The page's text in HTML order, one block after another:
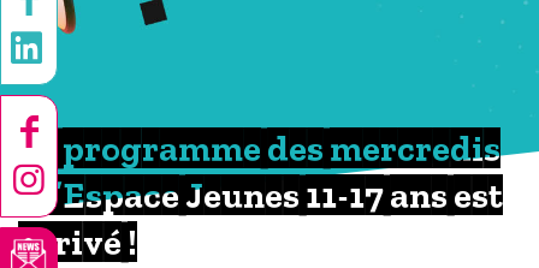
Le programme des mercredis
à l’Espace Jeunes 11-17 ans est
arrivé !